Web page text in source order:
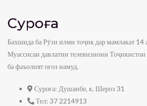
Суроға
Бахшида ба Рӯзи илми тоҷик дар мамлакат 14
Муассисаи давлатии телевизиони
ба фаъолият оғоз намуд.
Суроға: Душанбе, к. Шероз 31
Тел: 37 2214913